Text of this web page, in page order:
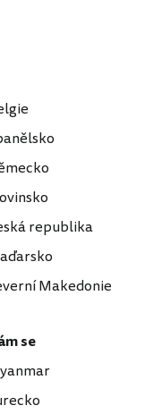
republika
Makedonie
se